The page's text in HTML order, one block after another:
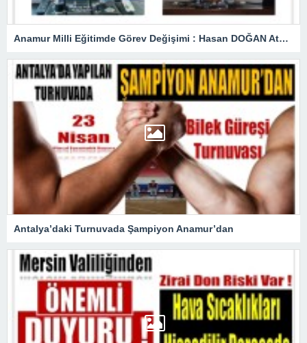
Anamur Milli Eğitimde Görev Değişimi : Hasan DOĞAN Atandı
Antalya’daki Turnuvada Şampiyon Anamur’dan